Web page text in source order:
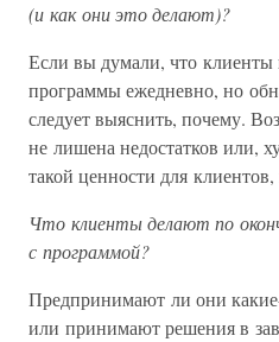
(и как они это делают)?
Если вы думали, что
программы ежедневно, но
следует выяснить, почему.
не лишена недостатков или,
такой ценности для
Что клиенты делают по
с программой?
Предпринимают ли они
или принимают решения в